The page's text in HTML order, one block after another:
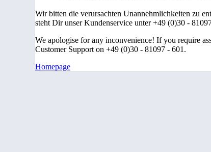
Wir bitten die verursachten Unannehmlichkeiten zu
steht Dir unser Kundenservice unter +49 (0)30 -
We apologise for any inconvenience! If you require
Customer Support on +49 (0)30 - 81097 - 601.
Homepage